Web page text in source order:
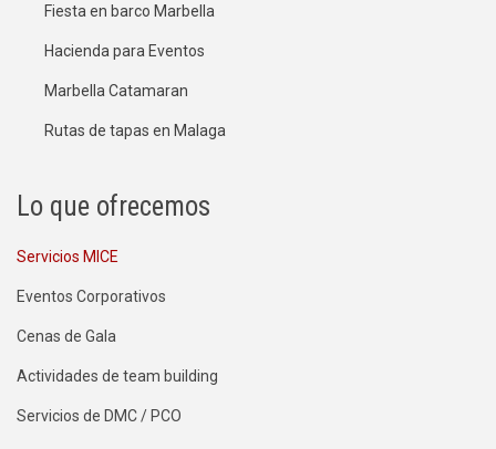
Fiesta en barco Marbella
Hacienda para Eventos
Marbella Catamaran
Rutas de tapas en Malaga
Lo que ofrecemos
Servicios MICE
Eventos Corporativos
Cenas de Gala
Actividades de team building
Servicios de DMC / PCO